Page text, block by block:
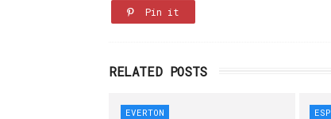
Pin it
RELATED POSTS
EVERTON ESP